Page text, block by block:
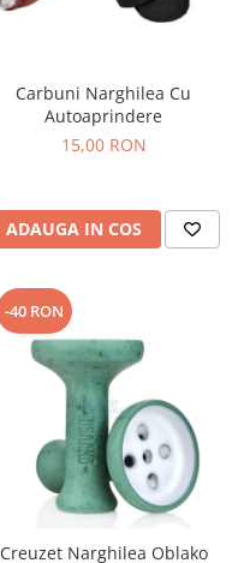
Carbuni Narghilea Cu
Autoaprindere
15,00 RON
ADAUGA IN COS
-40 RON
Creuzet Narghilea Oblako